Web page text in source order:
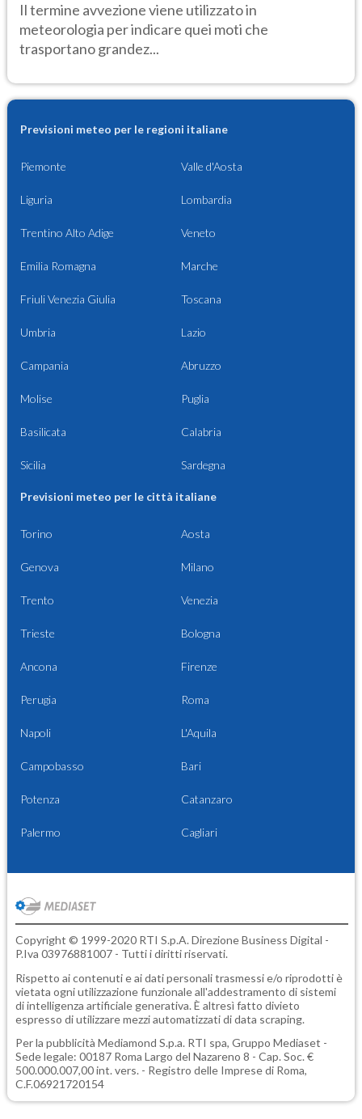
Il termine avvezione viene utilizzato in
meteorologia per indicare quei moti che
trasportano grandez...
Previsioni meteo per le regioni italiane
Piemonte Valle d'Aosta
Liguria Lombardia
Trentino Alto Adige Veneto
Emilia Romagna Marche
Friuli Venezia Giulia Toscana
Umbria Lazio
Campania Abruzzo
Molise Puglia
Basilicata Calabria
Sicilia Sardegna
Previsioni meteo per le città italiane
Torino Aosta
Genova Milano
Trento Venezia
Trieste Bologna
Ancona Firenze
Perugia Roma
Napoli L'Aquila
Campobasso Bari
Potenza Catanzaro
Palermo Cagliari
Copyright © 1999-2020 RTI S.p.A. Direzione Business Digital -
P.Iva 03976881007 - Tutti i diritti riservati.
Rispetto ai contenuti e ai dati personali trasmessi e/o riprodotti è
vietata ogni utilizzazione funzionale all'addestramento di sistemi
di intelligenza artificiale generativa. È altresì fatto divieto
espresso di utilizzare mezzi automatizzati di data scraping.
Per la pubblicità Mediamond S.p.a. RTI spa, Gruppo Mediaset -
Sede legale: 00187 Roma Largo del Nazareno 8 - Cap. Soc. €
500.000.007,00 int. vers. - Registro delle Imprese di Roma,
C.F.06921720154